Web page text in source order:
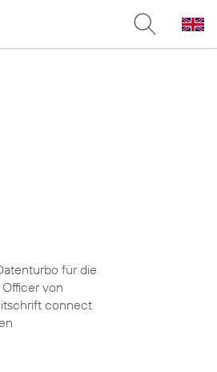
für die
von
connect